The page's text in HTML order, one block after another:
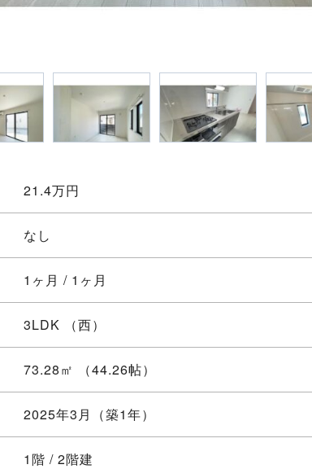
21.4万円
なし
1ヶ月 / 1ヶ月
3LDK （西）
73.28㎡ （44.26帖）
2025年3月（築1年）
1階 / 2階建